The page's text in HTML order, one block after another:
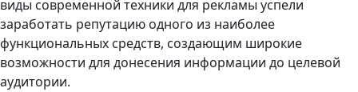
виды современной техники для рекламы успели
заработать репутацию одного из наиболее
функциональных средств, создающим широкие
возможности для донесения информации до целевой
аудитории.